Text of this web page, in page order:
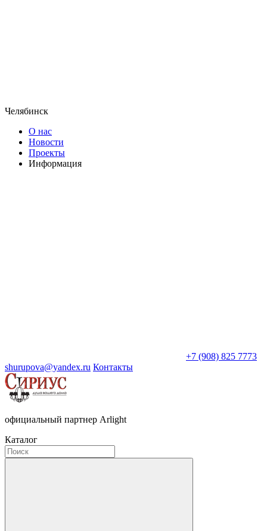
Челябинск
О нас
Новости
Проекты
Информация
+7 (908) 825 7773
shurupova@yandex.ru Контакты
официальный партнер Arlight
Каталог